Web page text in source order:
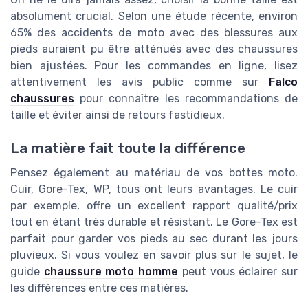
absolument crucial. Selon une étude récente, environ
65% des accidents de moto avec des blessures aux
pieds auraient pu être atténués avec des chaussures
bien ajustées. Pour les commandes en ligne, lisez
attentivement les avis public comme sur Falco
chaussures pour connaître les recommandations de
taille et éviter ainsi de retours fastidieux.
La matière fait toute la différence
Pensez également au matériau de vos bottes moto.
Cuir, Gore-Tex, WP, tous ont leurs avantages. Le cuir
par exemple, offre un excellent rapport qualité/prix
tout en étant très durable et résistant. Le Gore-Tex est
parfait pour garder vos pieds au sec durant les jours
pluvieux. Si vous voulez en savoir plus sur le sujet, le
guide chaussure moto homme peut vous éclairer sur
les différences entre ces matières.